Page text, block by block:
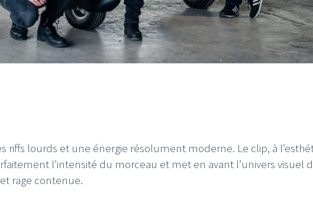
riffs lourds et une énergie résolument moderne. Le clip, à
l’intensité du morceau et met en avant l’univers visuel
rage contenue.